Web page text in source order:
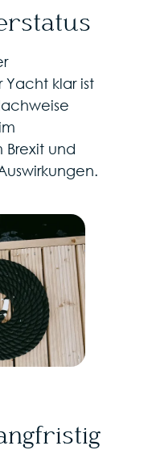
Yacht klar ist
und